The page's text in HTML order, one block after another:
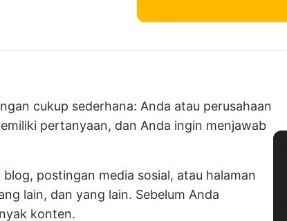
cukup sederhana: Anda atau perusahaan
pertanyaan, dan Anda ingin menjawab
postingan media sosial, atau halaman
lain, dan yang lain. Sebelum Anda
konten.